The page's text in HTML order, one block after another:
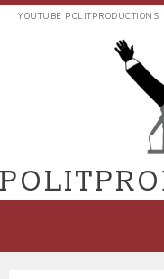
Aller
EXTERNES
YOUTUBE POLITPRODUCTIONS